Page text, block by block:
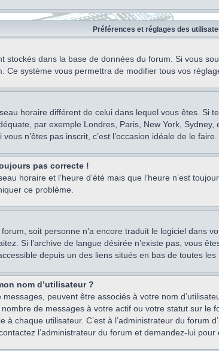
Préférences et réglages des
stockés dans la base de données du forum. Si vous
système vous permettra de modifier tous vos
horaire différent de celui dans lequel vous êtes. Si
par exemple Londres, Paris, New York,
n’êtes pas inscrit, c’est l’occasion idéale de le faire.
pas correcte !
horaire et l’heure d’été mais que l’heure n’est
ce problème.
soit personne n’a encore traduit le logiciel dans
Si l’archive de langue désirée n’existe pas, vous
depuis un des liens situés en bas de toutes les
nom d’utilisateur ?
peuvent être associés à votre nom
de messages à votre actif ou votre statut sur
à chaque utilisateur. C’est à l’administrateur du
l’administrateur du forum et demandez-lui